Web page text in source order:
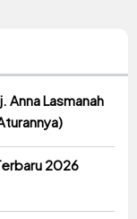
Anna Lasmanah
2026